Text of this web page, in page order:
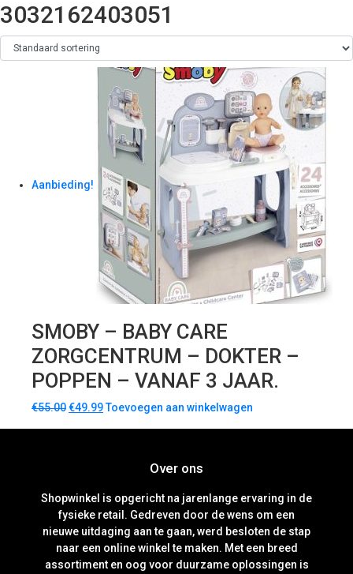
3032162403051
Aanbieding!
SMOBY – BABY CARE
ZORGCENTRUM – DOKTER –
POPPEN – VANAF 3 JAAR.
€55.00€49.99Toevoegen aan winkelwagen
Over ons
Shopwinkel is opgericht na jarenlange ervaring in de
fysieke retail. Gedreven door de wens om een
nieuwe uitdaging aan te gaan, werd besloten de stap
naar een online winkel te maken. Met een breed
assortiment en oog voor duurzame oplossingen is